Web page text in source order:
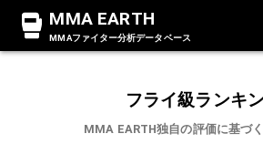
MMA EARTH
MMAファイター分析データベース
フライ級ランキ
MMA EARTH独自の評価に基づ